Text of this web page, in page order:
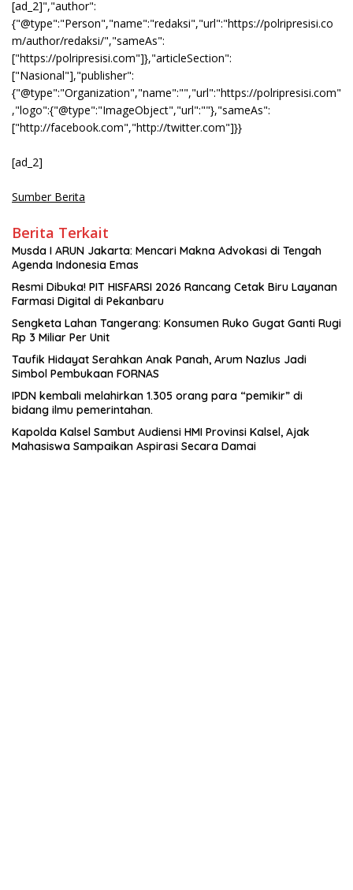
[ad_2]","author":
{"@type":"Person","name":"redaksi","url":"https://polripresisi.co
m/author/redaksi/","sameAs":
["https://polripresisi.com"]},"articleSection":
["Nasional"],"publisher":
{"@type":"Organization","name":"","url":"https://polripresisi.com"
,"logo":{"@type":"ImageObject","url":""},"sameAs":
["http://facebook.com","http://twitter.com"]}}
[ad_2]
Sumber Berita
Berita Terkait
Musda I ARUN Jakarta: Mencari Makna Advokasi di Tengah
Agenda Indonesia Emas
Resmi Dibuka! PIT HISFARSI 2026 Rancang Cetak Biru Layanan
Farmasi Digital di Pekanbaru
Sengketa Lahan Tangerang: Konsumen Ruko Gugat Ganti Rugi
Rp 3 Miliar Per Unit
Taufik Hidayat Serahkan Anak Panah, Arum Nazlus Jadi
Simbol Pembukaan FORNAS
IPDN kembali melahirkan 1.305 orang para “pemikir” di
bidang ilmu pemerintahan.
Kapolda Kalsel Sambut Audiensi HMI Provinsi Kalsel, Ajak
Mahasiswa Sampaikan Aspirasi Secara Damai